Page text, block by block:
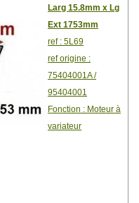
Larg 15.8mm x Lg
Ext 1753mm
ref : 5L69
ref origine :
75404001A /
95404001
Fonction : Moteur à
variateur